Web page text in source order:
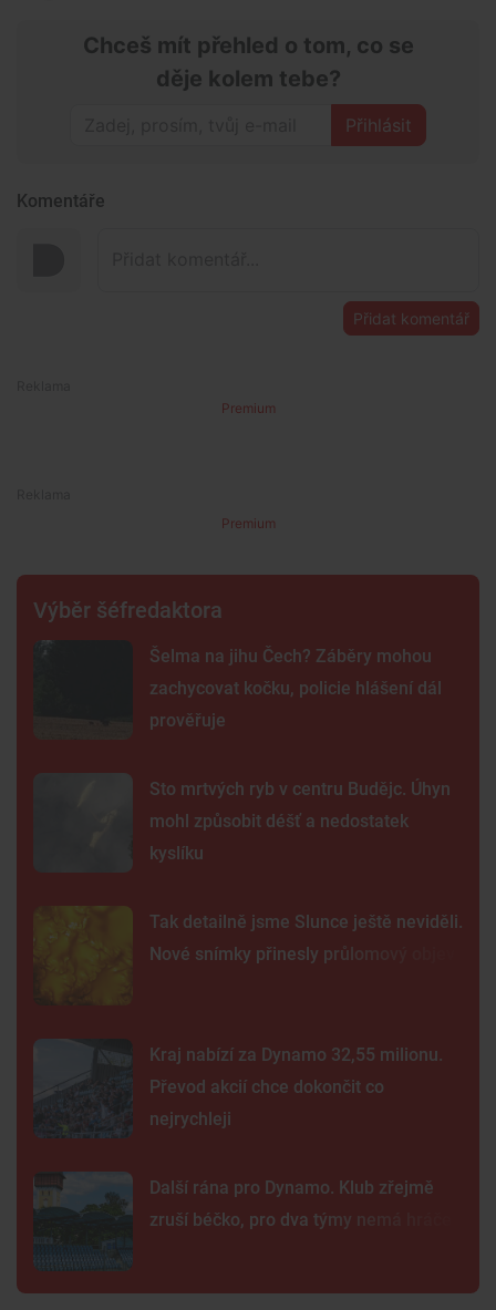
Chceš mít přehled o tom, co se
děje kolem tebe?
Přihlásit
Komentáře
Přidat komentář
Premium
Premium
Výběr šéfredaktora
Šelma na jihu Čech? Záběry mohou
zachycovat kočku, policie hlášení dál
prověřuje
Sto mrtvých ryb v centru Budějc. Úhyn
mohl způsobit déšť a nedostatek
kyslíku
Tak detailně jsme Slunce ještě neviděli.
Nové snímky přinesly průlomový objev
Kraj nabízí za Dynamo 32,55 milionu.
Převod akcií chce dokončit co
nejrychleji
Další rána pro Dynamo. Klub zřejmě
zruší béčko, pro dva týmy nemá hráče